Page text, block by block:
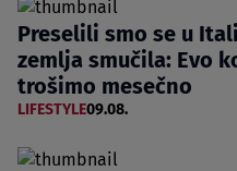
Preselili smo se u
zemlja smučila: Evo
trošimo mesečno
LIFESTYLE09.08.